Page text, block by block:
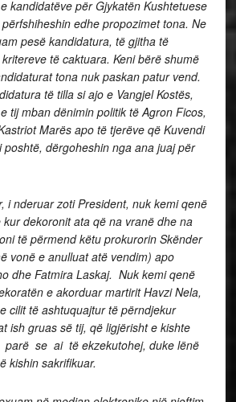
kandidatëve për Gjykatën Kushtetuese
edhe propozimet tona. Ne
pesë kandidatura, të gjitha të
të caktuara. Keni bërë shumë
tona nuk paskan patur vend.
të tilla si ajo e Vangjel Kostës,
tij mban dënimin politik të Agron Ficos,
Marës apo të tjerëve që Kuvendi
poshtë, dërgoheshin nga ana juaj për
i nderuar zoti President, nuk kemi qenë
dekoronit ata që na vranë dhe na
të përmend këtu prokurorin Skënder
vonë e anulluat atë vendim) apo
dhe Fatmira Laskaj. Nuk kemi qenë
e akorduar martirit Havzi Nela,
cilit të ashtuquajtur të përndjekur
ish gruas së tij, që ligjërisht e kishte
parë se ai të ekzekutohej, duke lënë
kishin sakrifikuar.